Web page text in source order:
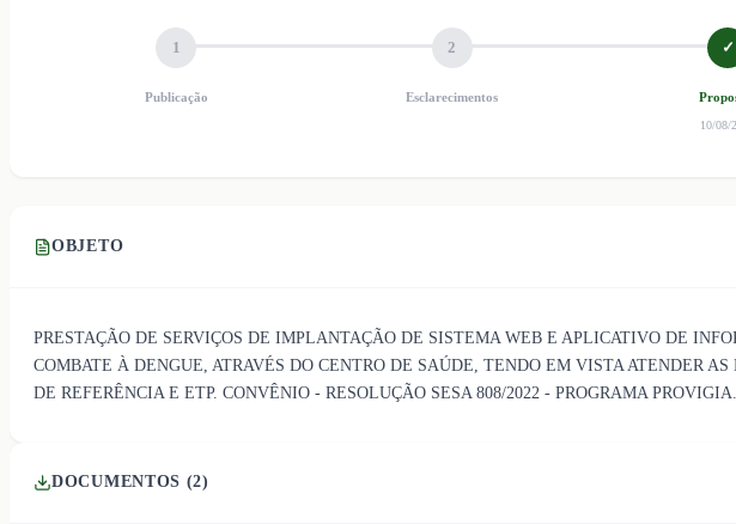
1
Publicação
2
Esclarecimentos
✓
10/08/
OBJETO
PRESTAÇÃO DE SERVIÇOS DE IMPLANTAÇÃO DE SISTEMA WEB E APLICATIVO DE
COMBATE À DENGUE, ATRAVÉS DO CENTRO DE SAÚDE, TENDO EM VISTA ATENDER
DE REFERÊNCIA E ETP. CONVÊNIO - RESOLUÇÃO SESA 808/2022 - PROGRAMA PROVIGIA.
DOCUMENTOS (2)